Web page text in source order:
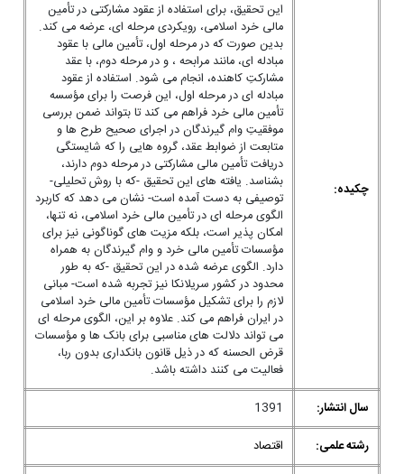
چکیده:
این تحقیق، برای استفاده از عقود مشارکتی در تأمین
مالی خرد اسلامی، رویکردی مرحله ای، عرضه می کند.
بدین صورت که در مرحله اول، تأمین مالی با عقود
مبادله ای، مانند مرابحه ، و در مرحله دوم، با عقد
مشارکتِ کاهنده، انجام می شود. استفاده از عقود
مبادله ای در مرحله اول، این فرصت را برای مؤسسه
تأمین مالی خرد فراهم می کند تا بتواند ضمن بررسی
موفقیتِ وام گیرندگان در اجرای صحیح طرح ها و
متابعت از ضوابط عقد، گروه هایی را که شایستگی
دریافت تأمین مالی مشارکتی در مرحله دوم دارند،
بشناسد. یافته های این تحقیق -که با روش تحلیلی-
توصیفی به دست آمده است- نشان می دهد که کاربرد
الگوی مرحله ای در تأمین مالی خرد اسلامی، نه تنها،
امکان پذیر است، بلکه مزیت های گوناگونی نیز برای
مؤسسات تأمین مالی خرد و وام گیرندگان به همراه
دارد. الگوی عرضه شده در این تحقیق -که به طور
محدود در کشور سریلانکا نیز تجربه شده است- مبانی
لازم را برای تشکیل مؤسسات تأمین مالی خرد اسلامی
در ایران فراهم می کند. علاوه بر این، الگوی مرحله ای
می تواند دلالت های مناسبی برای بانک ها و مؤسسات
قرض الحسنه که در ذیل قانون بانکداری بدون ربا،
فعالیت می کنند داشته باشد.
سال انتشار:
1391
رشته علمی:
اقتصاد